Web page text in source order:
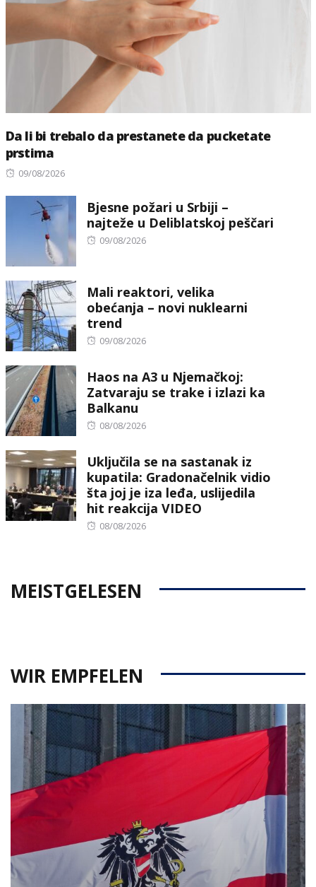
Da li bi trebalo da prestanete da pucketate
prstima
Posted
09/08/2026
Bjesne požari u Srbiji –
najteže u Deliblatskoj peščari
Posted
09/08/2026
Mali reaktori, velika
obećanja – novi nuklearni
trend
Posted
09/08/2026
Haos na A3 u Njemačkoj:
Zatvaraju se trake i izlazi ka
Balkanu
Posted
08/08/2026
Uključila se na sastanak iz
kupatila: Gradonačelnik vidio
šta joj je iza leđa, uslijedila
hit reakcija VIDEO
Posted
08/08/2026
MEISTGELESEN
WIR EMPFELEN